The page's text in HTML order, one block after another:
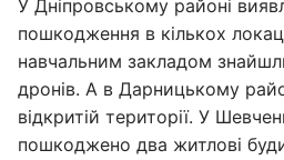
У Дніпровському районі
пошкодження в кількох
навчальним закладом
дронів. А в Дарницькому
відкритій території. У
пошкоджено два житлові